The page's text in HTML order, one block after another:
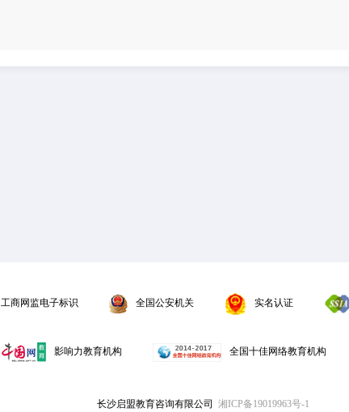
工商网监电子标识 全国公安机关 实名认证
影响力教育机构 全国十佳网络教育机构
长沙启盟教育咨询有限公司 湘ICP备19019963号-1